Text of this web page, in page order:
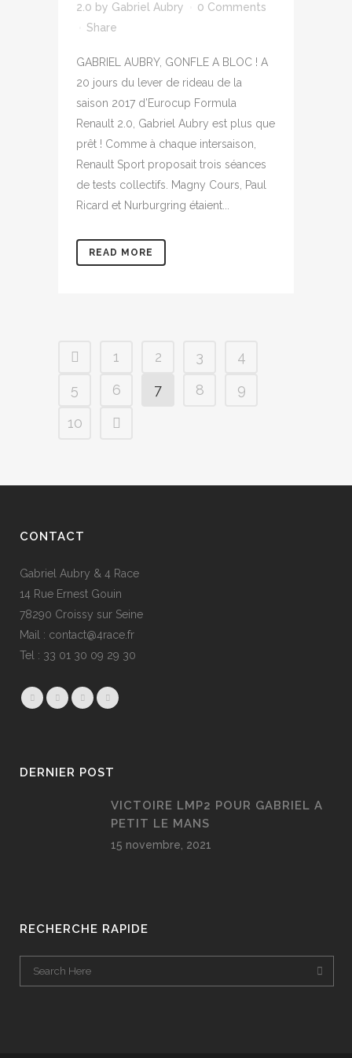
2.0 by Gabriel Aubry
0 Comments
Share
GABRIEL AUBRY, GONFLE A BLOC ! A
20 jours du lever de rideau de la
saison 2017 d’Eurocup Formula
Renault 2.0, Gabriel Aubry est plus que
prêt ! Comme à chaque intersaison,
Renault Sport proposait trois séances
de tests collectifs. Magny Cours, Paul
Ricard et Nurburgring étaient...
READ MORE
1 2 3
4
5
6 7 8
9
10
CONTACT
Gabriel Aubry & 4 Race
14 Rue Ernest Gouin
78290 Croissy sur Seine
Mail : contact@4race.fr
Tel : 33 01 30 09 29 30
DERNIER POST
VICTOIRE LMP2 POUR GABRIEL A
PETIT LE MANS
15 novembre, 2021
RECHERCHE RAPIDE